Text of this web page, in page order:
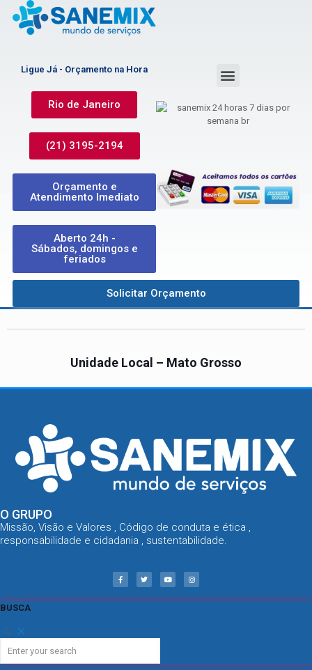
Ligue Já - Orçamento na Hora
Rio de Janeiro
(21) 3195-2194
Orçamento e
Atendimento Imediato
Aberto 24h -
Sábados, domingos e
feriados
Solicitar Orçamento
Unidade Local – Mato Grosso
O GRUPO
Missão, Visão e Valores , Código de conduta e ética ,
responsabilidade e cidadania , sustentabilidade.
BUSCA